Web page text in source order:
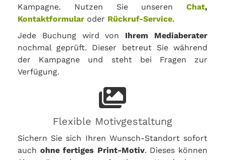
Kampagne. Nutzen Sie unseren Chat,
Kontaktformular oder Rückruf-Service.
Jede Buchung wird von Ihrem Mediaberater
nochmal geprüft. Dieser betreut Sie während
der Kampagne und steht bei Fragen zur
Verfügung.
Flexible Motivgestaltung
Sichern Sie sich Ihren Wunsch-Standort sofort
auch ohne fertiges Print-Motiv. Dieses können